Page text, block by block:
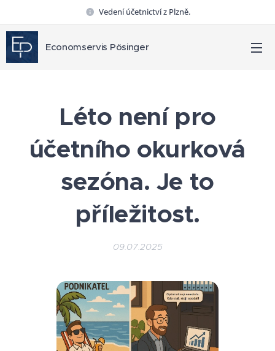
Vedení účetnictví z Plzně.
Economservis Pösinger
Léto není pro
účetního okurková
sezóna. Je to
příležitost.
09.07.2025